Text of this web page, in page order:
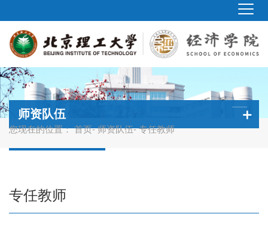
您现在的位置：首页-师资队伍- 专任教师
师资队伍
专任教师